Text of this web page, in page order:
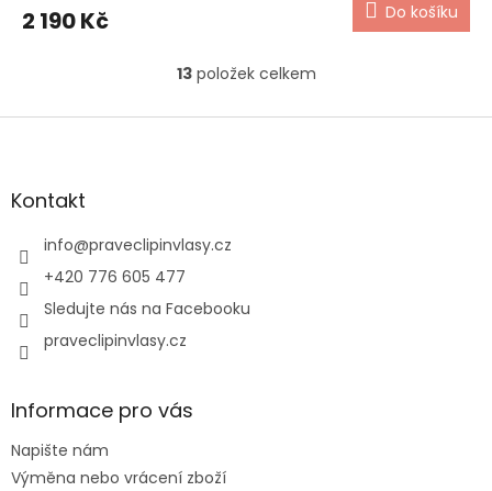
2 190 Kč Do košíku
O
l
k
13položek celkem
Z
aKontakt
info@praveclipinvlasy.cz
+420 776 605 477
Sledujte nás na Facebooku
praveclipinvlasy.cz
Informace pro vás
Napište nám
Výměna nebo vrácení zboží